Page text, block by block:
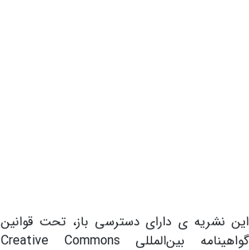
این نشریه ی دارای دسترسی باز، تحت قوانین
گواهینامه بین‌المللی Creative Commons